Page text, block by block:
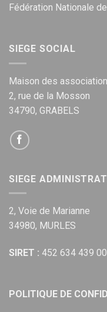
Fédération Nationale
SIEGE SOCIAL
Maison des
2, rue de la Mosson
34790, GRABELS
SIEGE
2, Voie de Marianne
34980, MURLES
SIRET : 452 634 439
POLITIQUE DE